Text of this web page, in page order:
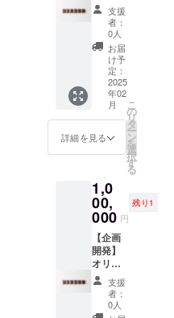
LATE ＆
factory
東京都
三鷹市
牟礼7-
1-35
0422-
6173
上カレ
ンダー
です。
・画像
は2024
年のも
のです
が、
2025年
がセッ
トにな
約 横
180 x
縦140㎜
の卓上
カレン
ダーで
す。
ナルT
シャツ
・サイ
ズはLサ
イズに
なりま
す。 ※
画像は
イメー
す。デ
ザイン
ですが
比率な
ど多少
異なり
ます。
下で保
管して
くださ
い ・特
定原材
料等：
乳成
分・
卵・大
豆・
アーモ
ナナ
法：直
射日光
を避
け、
20℃以
下で保
管して
くださ
い。 ・
消費期
限もし
造日か
ら30日
「原材
料及び
添加物
等の食
品表示
はお届
け商品
のラベ
（「Tat
sunori
Sato」
チョコ
レート
のお土
産付
き） 油
長酒造
の新蔵
『葛城
山麓醸
造所』
トルー
ムで、
「風の
森」と
チョコ
レート
の試食
会にご
招待
「風の
森」と
ナルボ
ンボン
ショコ
ラ300粒
佐藤辰
則が、
オリジ
ナルの
ボンボ
ンショ
コラを
開発い
たしま
支援い
ただい
た方と
直接
（遠方
の場合
WEBな
どで）
お打ち
合わせ
をさせ
支援
者：
0人
お届
け予
定：
2025
年02
月
詳細を見る
こ
の
リ
タ
ー
ン
を
選
択
す
る
1,0
00,
000 円
残り1
【企画
開発】
オリジ
ナルボ
ンボン
ショコ
ラ1000
支援
者：
0人